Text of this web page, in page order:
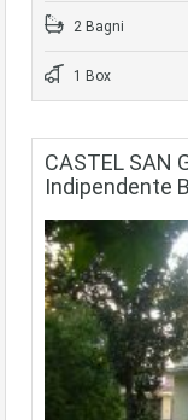
2 Bagni
1 Box
CASTEL SAN
Indipendente